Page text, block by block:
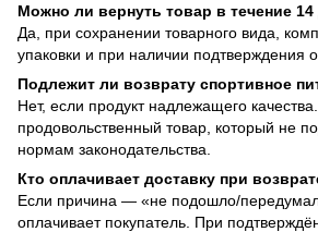
Можно ли вернуть товар в течение 14
Да, при сохранении товарного вида,
упаковки и при наличии подтверждения
Подлежит ли возврату спортивное
Нет, если продукт надлежащего
продовольственный товар, который не
нормам законодательства.
Кто оплачивает доставку при
Если причина — «не подошло/
оплачивает покупатель. При